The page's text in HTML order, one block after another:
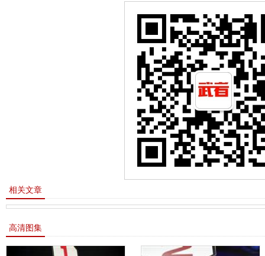
相关文章
高清图集